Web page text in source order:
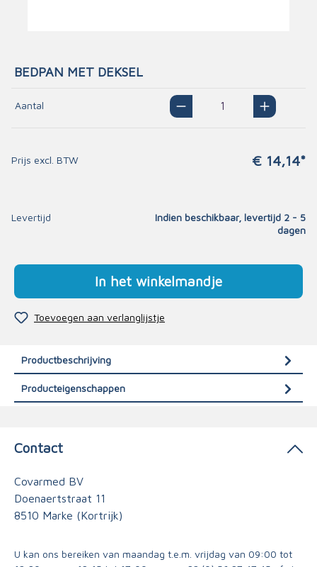
BEDPAN MET DEKSEL
Aantal
Prijs excl. BTW € 14,14*
Levertijd
Indien beschikbaar, levertijd 2 - 5
dagen
In het winkelmandje
Toevoegen aan verlanglijstje
Productbeschrijving
Producteigenschappen
Contact
Covarmed BV
Doenaertstraat 11
8510 Marke (Kortrijk)
U kan ons bereiken van maandag t.e.m. vrijdag van 09:00 tot